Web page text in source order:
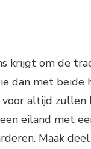
krijgt om de
dan met beide
altijd zullen
eiland met
Maak